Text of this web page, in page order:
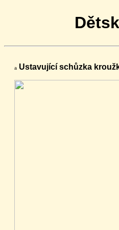
a Ustavující schůzka